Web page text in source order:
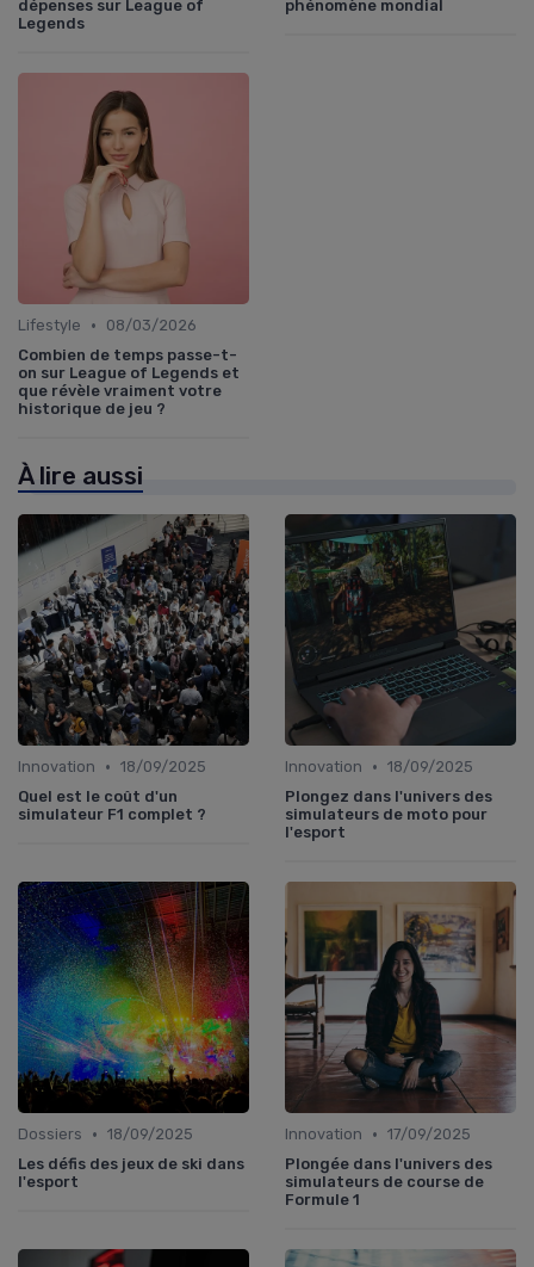
dépenses sur League of
Legends
phénomène mondial
Lifestyle •
08/03/2026
Combien de temps passe-t-
on sur League of Legends et
que révèle vraiment votre
historique de jeu ?
À lire aussi
Innovation • 18/09/2025
Quel est le coût d'un
simulateur F1 complet ?
Innovation • 18/09/2025
Plongez dans l'univers des
simulateurs de moto pour
l'esport
Dossiers • 18/09/2025
Les défis des jeux de ski dans
l'esport
Innovation • 17/09/2025
Plongée dans l'univers des
simulateurs de course de
Formule 1